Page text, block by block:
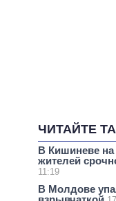
ЧИТАЙТЕ
В Кишиневе
жителей
11:19
В Молдове